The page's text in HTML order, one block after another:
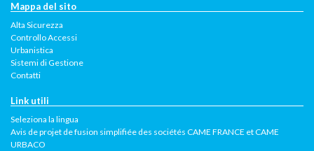
Mappa del sito
Alta Sicurezza
Controllo Accessi
Urbanistica
Sistemi di Gestione
Contatti
Link utili
Seleziona la lingua
Avis de projet de fusion simplifiée des sociétés CAME FRANCE et CAME
URBACO